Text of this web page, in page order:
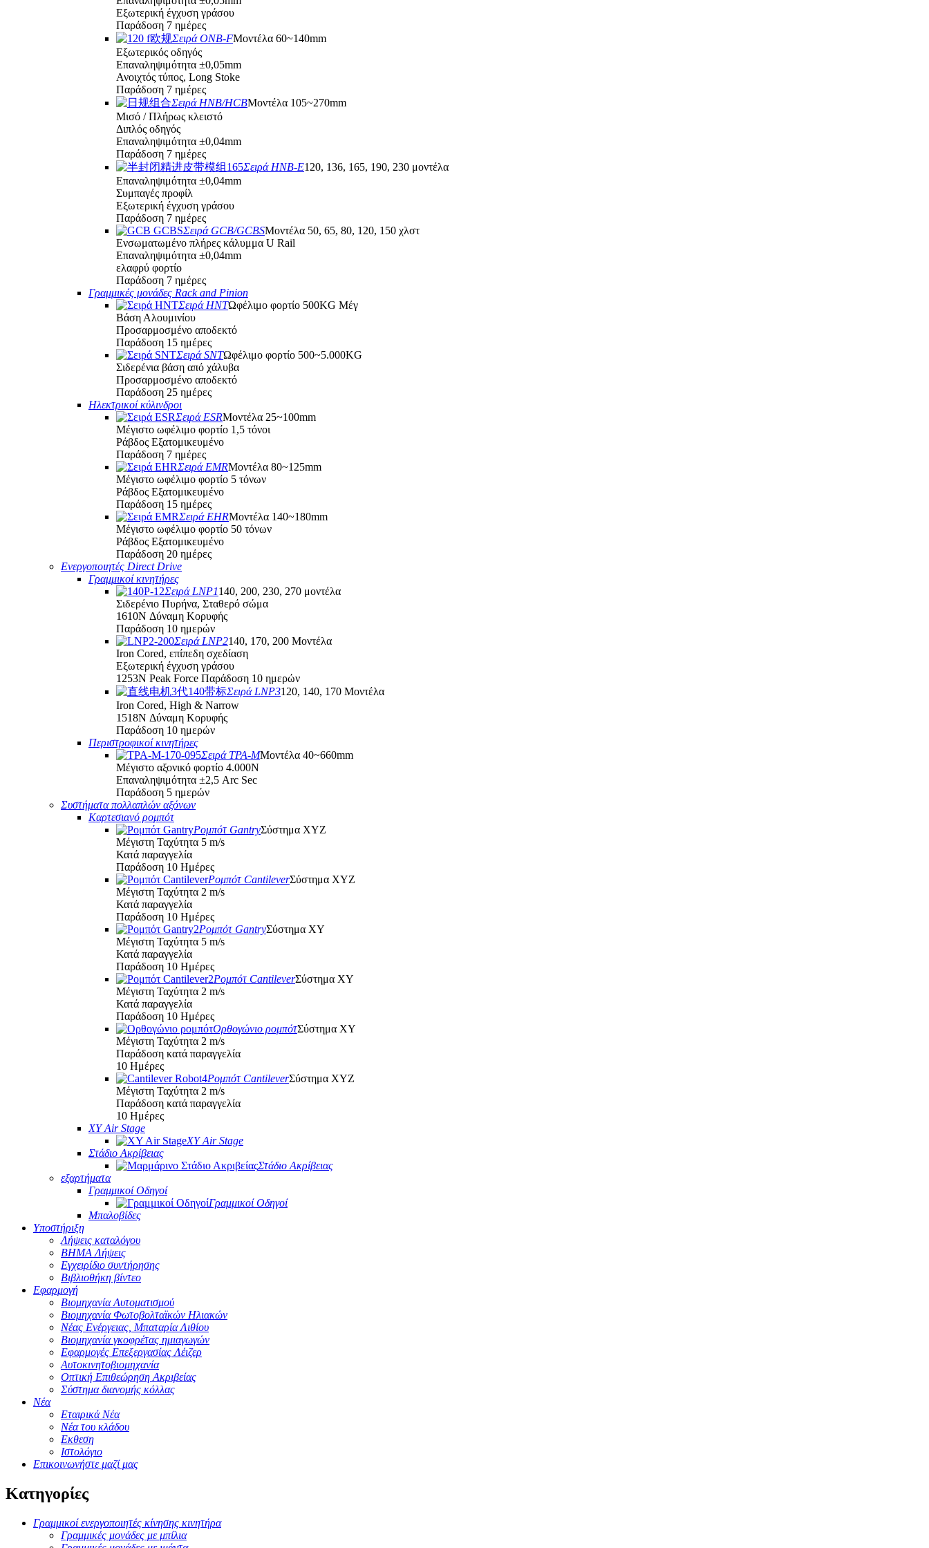
Εξωτερική έγχυση γράσου
Παράδοση 7 ημέρες
Σειρά ONB-FΜοντέλα 60~140mm
Εξωτερικός οδηγός
Επαναληψιμότητα ±0,05mm
Ανοιχτός τύπος, Long Stoke
Παράδοση 7 ημέρες
Σειρά HNB/HCBΜοντέλα 105~270mm
Μισό / Πλήρως κλειστό
Διπλός οδηγός
Επαναληψιμότητα ±0,04mm
Παράδοση 7 ημέρες
Σειρά HNB-E120, 136, 165, 190, 230 μοντέλα
Επαναληψιμότητα ±0,04mm
Συμπαγές προφίλ
Εξωτερική έγχυση γράσου
Παράδοση 7 ημέρες
Σειρά GCB/GCBSΜοντέλα 50, 65, 80, 120, 150 χλστ
Ενσωματωμένο πλήρες κάλυμμα U Rail
Επαναληψιμότητα ±0,04mm
ελαφρύ φορτίο
Παράδοση 7 ημέρες
Γραμμικές μονάδες Rack and Pinion
Σειρά HNTΩφέλιμο φορτίο 500KG Μέγ
Βάση Αλουμινίου
Προσαρμοσμένο αποδεκτό
Παράδοση 15 ημέρες
Σειρά SNTΩφέλιμο φορτίο 500~5.000KG
Σιδερένια βάση από χάλυβα
Προσαρμοσμένο αποδεκτό
Παράδοση 25 ημέρες
Ηλεκτρικοί κύλινδροι
Σειρά ESRΜοντέλα 25~100mm
Μέγιστο ωφέλιμο φορτίο 1,5 τόνοι
Ράβδος Εξατομικευμένο
Παράδοση 7 ημέρες
Σειρά EMRΜοντέλα 80~125mm
Μέγιστο ωφέλιμο φορτίο 5 τόνων
Ράβδος Εξατομικευμένο
Παράδοση 15 ημέρες
Σειρά EHRΜοντέλα 140~180mm
Μέγιστο ωφέλιμο φορτίο 50 τόνων
Ράβδος Εξατομικευμένο
Παράδοση 20 ημέρες
Ενεργοποιητές Direct Drive
Γραμμικοί κινητήρες
Σειρά LNP1140, 200, 230, 270 μοντέλα
Σιδερένιο Πυρήνα, Σταθερό σώμα
1610N Δύναμη Κορυφής
Παράδοση 10 ημερών
Σειρά LNP2140, 170, 200 Μοντέλα
Iron Cored, επίπεδη σχεδίαση
Εξωτερική έγχυση γράσου
1253N Peak Force Παράδοση 10 ημερών
Σειρά LNP3120, 140, 170 Μοντέλα
Iron Cored, High & Narrow
1518N Δύναμη Κορυφής
Παράδοση 10 ημερών
Περιστροφικοί κινητήρες
Σειρά TPA-MΜοντέλα 40~660mm
Μέγιστο αξονικό φορτίο 4.000Ν
Επαναληψιμότητα ±2,5 Arc Sec
Παράδοση 5 ημερών
Συστήματα πολλαπλών αξόνων
Καρτεσιανό ρομπότ
Ρομπότ GantryΣύστημα XYZ
Μέγιστη Ταχύτητα 5 m/s
Κατά παραγγελία
Παράδοση 10 Ημέρες
Ρομπότ CantileverΣύστημα XYZ
Μέγιστη Ταχύτητα 2 m/s
Κατά παραγγελία
Παράδοση 10 Ημέρες
Ρομπότ GantryΣύστημα XY
Μέγιστη Ταχύτητα 5 m/s
Κατά παραγγελία
Παράδοση 10 Ημέρες
Ρομπότ CantileverΣύστημα XY
Μέγιστη Ταχύτητα 2 m/s
Κατά παραγγελία
Παράδοση 10 Ημέρες
Ορθογώνιο ρομπότΣύστημα XY
Μέγιστη Ταχύτητα 2 m/s
Παράδοση κατά παραγγελία
10 Ημέρες
Ρομπότ CantileverΣύστημα XYZ
Μέγιστη Ταχύτητα 2 m/s
Παράδοση κατά παραγγελία
10 Ημέρες
XY Air Stage
XY Air Stage
Στάδιο Ακρίβειας
Στάδιο Ακρίβειας
εξαρτήματα
Γραμμικοί Οδηγοί
Γραμμικοί Οδηγοί
Μπαλοβίδες
Υποστήριξη
Λήψεις καταλόγου
ΒΗΜΑ Λήψεις
Εγχειρίδιο συντήρησης
Βιβλιοθήκη βίντεο
Εφαρμογή
Βιομηχανία Αυτοματισμού
Βιομηχανία Φωτοβολταϊκών Ηλιακών
Νέας Ενέργειας, Μπαταρία Λιθίου
Βιομηχανία γκοφρέτας ημιαγωγών
Εφαρμογές Επεξεργασίας Λέιζερ
Αυτοκινητοβιομηχανία
Οπτική Επιθεώρηση Ακριβείας
Σύστημα διανομής κόλλας
Νέα
Εταιρικά Νέα
Νέα του κλάδου
Εκθεση
Ιστολόγιο
Επικοινωνήστε μαζί μας
Κατηγορίες
Γραμμικοί ενεργοποιητές κίνησης κινητήρα
Γραμμικές μονάδες με μπίλια